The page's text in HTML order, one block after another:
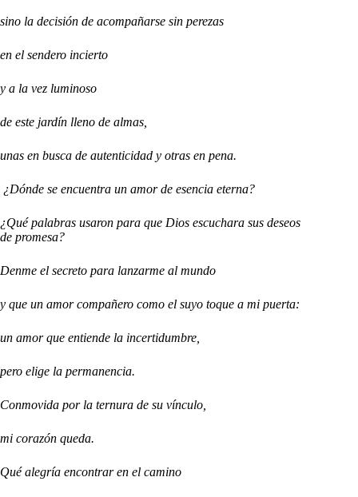
sino la decisión de acompañarse sin perezas
en el sendero incierto
y a la vez luminoso
de este jardín lleno de almas,
unas en busca de autenticidad y otras en pena.
¿Dónde se encuentra un amor de esencia eterna?
¿Qué palabras usaron para que Dios escuchara sus deseos
de promesa?
Denme el secreto para lanzarme al mundo
y que un amor compañero como el suyo toque a mi puerta:
un amor que entiende la incertidumbre,
pero elige la permanencia.
Conmovida por la ternura de su vínculo,
mi corazón queda.
Qué alegría encontrar en el camino